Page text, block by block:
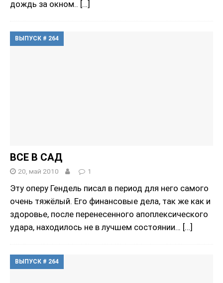
дождь за окном.. […]
ВЫПУСК # 264
ВСЕ В САД
20, май 2010 1
Эту оперу Гендель писал в период для него самого
очень тяжёлый. Его финансовые дела, так же как и
здоровье, после перенесенного апоплексического
удара, находилось не в лучшем состоянии… […]
ВЫПУСК # 264